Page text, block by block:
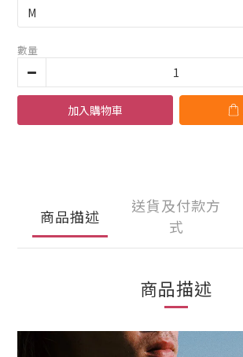
數量
加入購物車
商品描述
送貨及付款方
式
商品描述